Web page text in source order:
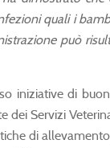
quali i
può
iniziative di
Servizi
di